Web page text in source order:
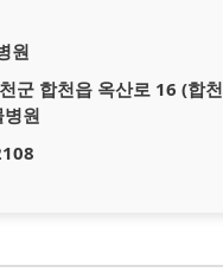
원
군 합천읍 옥산로 16 (합천
원